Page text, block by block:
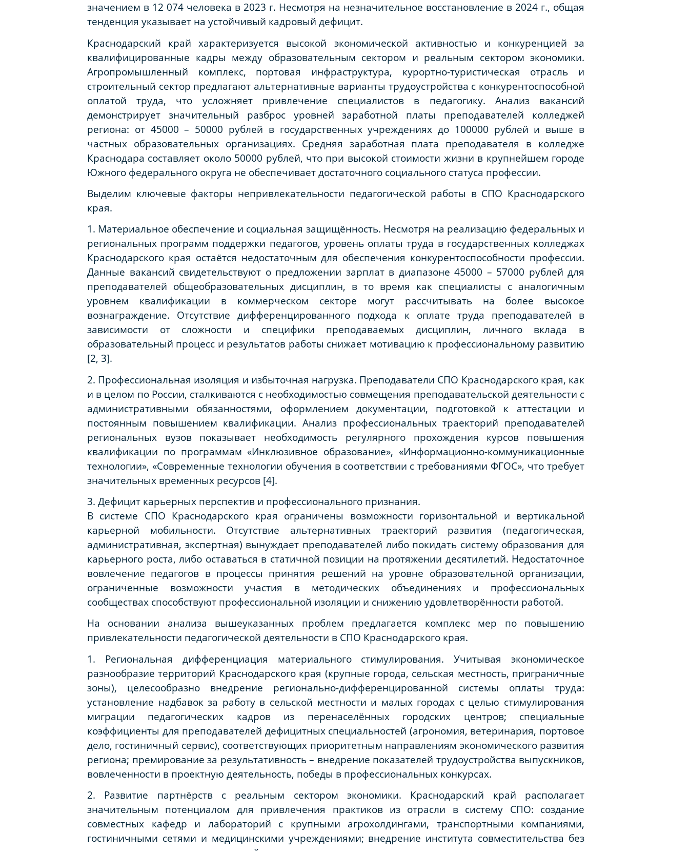
значением в 12 074 человека в 2023 г. Несмотря на незначительное восстановление в 2024 г., общая
тенденция указывает на устойчивый кадровый дефицит.
Краснодарский край характеризуется высокой экономической активностью и конкуренцией за
квалифицированные кадры между образовательным сектором и реальным сектором экономики.
Агропромышленный комплекс, портовая инфраструктура, курортно-туристическая отрасль и
строительный сектор предлагают альтернативные варианты трудоустройства с конкурентоспособной
оплатой труда, что усложняет привлечение специалистов в педагогику. Анализ вакансий
демонстрирует значительный разброс уровней заработной платы преподавателей колледжей
региона: от 45000 – 50000 рублей в государственных учреждениях до 100000 рублей и выше в
частных образовательных организациях. Средняя заработная плата преподавателя в колледже
Краснодара составляет около 50000 рублей, что при высокой стоимости жизни в крупнейшем городе
Южного федерального округа не обеспечивает достаточного социального статуса профессии.
Выделим ключевые факторы непривлекательности педагогической работы в СПО Краснодарского
края.
1. Материальное обеспечение и социальная защищённость. Несмотря на реализацию федеральных и
региональных программ поддержки педагогов, уровень оплаты труда в государственных колледжах
Краснодарского края остаётся недостаточным для обеспечения конкурентоспособности профессии.
Данные вакансий свидетельствуют о предложении зарплат в диапазоне 45000 – 57000 рублей для
преподавателей общеобразовательных дисциплин, в то время как специалисты с аналогичным
уровнем квалификации в коммерческом секторе могут рассчитывать на более высокое
вознаграждение. Отсутствие дифференцированного подхода к оплате труда преподавателей в
зависимости от сложности и специфики преподаваемых дисциплин, личного вклада в
образовательный процесс и результатов работы снижает мотивацию к профессиональному развитию
[2, 3].
2. Профессиональная изоляция и избыточная нагрузка. Преподаватели СПО Краснодарского края, как
и в целом по России, сталкиваются с необходимостью совмещения преподавательской деятельности с
административными обязанностями, оформлением документации, подготовкой к аттестации и
постоянным повышением квалификации. Анализ профессиональных траекторий преподавателей
региональных вузов показывает необходимость регулярного прохождения курсов повышения
квалификации по программам «Инклюзивное образование», «Информационно-коммуникационные
технологии», «Современные технологии обучения в соответствии с требованиями ФГОС», что требует
значительных временных ресурсов [4].
3. Дефицит карьерных перспектив и профессионального признания.
В системе СПО Краснодарского края ограничены возможности горизонтальной и вертикальной
карьерной мобильности. Отсутствие альтернативных траекторий развития (педагогическая,
административная, экспертная) вынуждает преподавателей либо покидать систему образования для
карьерного роста, либо оставаться в статичной позиции на протяжении десятилетий. Недостаточное
вовлечение педагогов в процессы принятия решений на уровне образовательной организации,
ограниченные возможности участия в методических объединениях и профессиональных
сообществах способствуют профессиональной изоляции и снижению удовлетворённости работой.
На основании анализа вышеуказанных проблем предлагается комплекс мер по повышению
привлекательности педагогической деятельности в СПО Краснодарского края.
1. Региональная дифференциация материального стимулирования. Учитывая экономическое
разнообразие территорий Краснодарского края (крупные города, сельская местность, приграничные
зоны), целесообразно внедрение регионально-дифференцированной системы оплаты труда:
установление надбавок за работу в сельской местности и малых городах с целью стимулирования
миграции педагогических кадров из перенаселённых городских центров; специальные
коэффициенты для преподавателей дефицитных специальностей (агрономия, ветеринария, портовое
дело, гостиничный сервис), соответствующих приоритетным направлениям экономического развития
региона; премирование за результативность – внедрение показателей трудоустройства выпускников,
вовлеченности в проектную деятельность, победы в профессиональных конкурсах.
2. Развитие партнёрств с реальным сектором экономики. Краснодарский край располагает
значительным потенциалом для привлечения практиков из отрасли в систему СПО: создание
совместных кафедр и лабораторий с крупными агрохолдингами, транспортными компаниями,
гостиничными сетями и медицинскими учреждениями; внедрение института совместительства без